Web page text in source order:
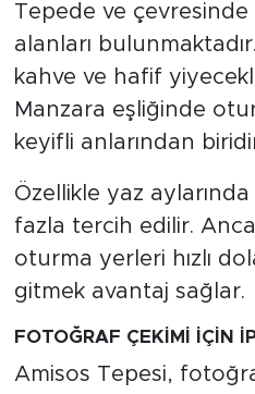
Tepede ve
alanları
kahve ve hafif
Manzara eşliğinde
keyifli anlarından
Özellikle yaz
fazla tercih edilir.
oturma yerleri hızlı
gitmek avantaj sağlar.
FOTOĞRAF ÇEKİMİ İÇİN
Amisos Tepesi,